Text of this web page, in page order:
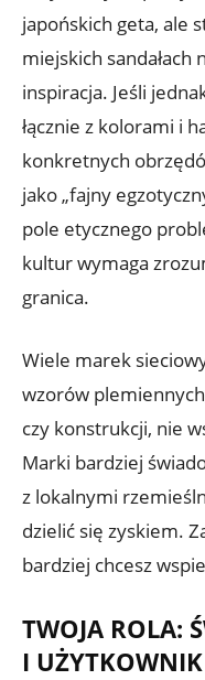
japońskich geta, ale
miejskich sandałach
inspiracja. Jeśli
łącznie z kolorami i
konkretnych
jako „fajny
pole etycznego
kultur wymaga
granica.
Wiele marek
wzorów
czy konstrukcji, nie
Marki bardziej
z lokalnymi
dzielić się zyskiem.
bardziej chcesz
TWOJA ROLA:
I UŻYTKOWNIK